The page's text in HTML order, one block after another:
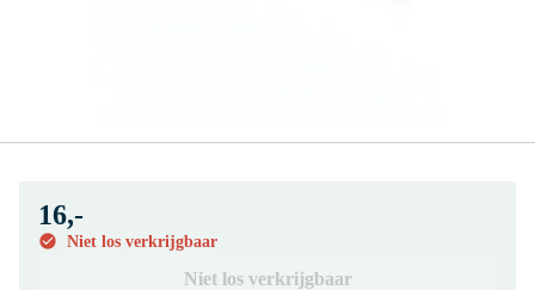
16,-
Niet los verkrijgbaar
Niet los verkrijgbaar